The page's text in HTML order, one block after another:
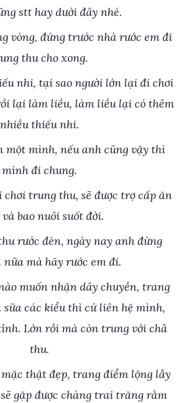
stt hay dưới đây nhé.
vòng, đứng trước nhà rước em đi
thu cho xong.
nhi, tại sao người lớn lại đi chơi
lại làm liều, làm liều lại có thêm
nhiều thiếu nhi.
một mình, nếu anh cũng vậy thì
mình đi chung.
chơi trung thu, sẽ được trợ cấp ăn
và bao nuôi suốt đời.
rước đèn, ngày nay anh đừng
nữa mà hãy rước em đi.
muốn nhận dây chuyền, trang
sữa các kiểu thì cứ liên hệ mình,
Lớn rồi mà còn trung với chả
thu.
thật đẹp, trang điểm lộng lẫy
gặp được chàng trai trăng rằm